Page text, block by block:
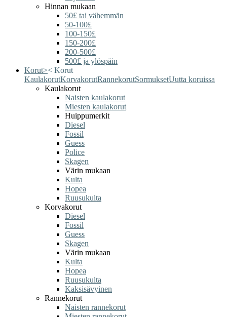
Hinnan mukaan
50£ tai vähemmän
50-100£
100-150£
150-200£
200-500£
500£ ja ylöspäin
Korut>< Korut
KaulakorutKorvakorutRannekorutSormuksetUutta koruissa
Kaulakorut
Naisten kaulakorut
Miesten kaulakorut
Huippumerkit
Diesel
Fossil
Guess
Police
Skagen
Värin mukaan
Kulta
Hopea
Ruusukulta
Korvakorut
Diesel
Fossil
Guess
Skagen
Värin mukaan
Kulta
Hopea
Ruusukulta
Kaksisävyinen
Rannekorut
Naisten rannekorut